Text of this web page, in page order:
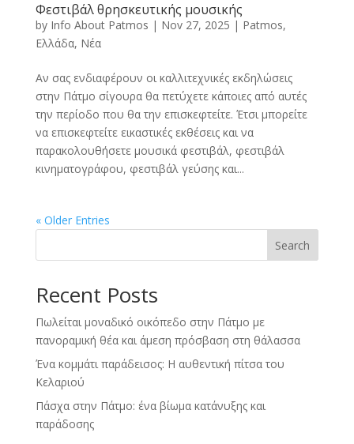
Φεστιβάλ θρησκευτικής μουσικής
by Info About Patmos | Nov 27, 2025 | Patmos,
Ελλάδα, Νέα
Αν σας ενδιαφέρουν οι καλλιτεχνικές εκδηλώσεις
στην Πάτμο σίγουρα θα πετύχετε κάποιες από αυτές
την περίοδο που θα την επισκεφτείτε. Έτσι μπορείτε
να επισκεφτείτε εικαστικές εκθέσεις και να
παρακολουθήσετε μουσικά φεστιβάλ, φεστιβάλ
κινηματογράφου, φεστιβάλ γεύσης και...
« Older Entries
Search
Recent Posts
Πωλείται μοναδικό οικόπεδο στην Πάτμο με
πανοραμική θέα και άμεση πρόσβαση στη θάλασσα
Ένα κομμάτι παράδεισος: Η αυθεντική πίτσα του
Κελαριού
Πάσχα στην Πάτμο: ένα βίωμα κατάνυξης και
παράδοσης